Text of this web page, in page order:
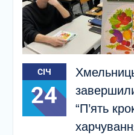
СІЧ
24
“П’ять